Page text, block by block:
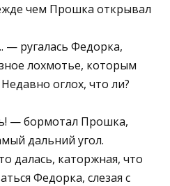
чем Прошка открывал
— ругалась Федорка,
лохмотье, которым
оглох, что ли?
— бормотал Прошка,
дальний угол.
далась, каторжная, что
Федорка, слезая с